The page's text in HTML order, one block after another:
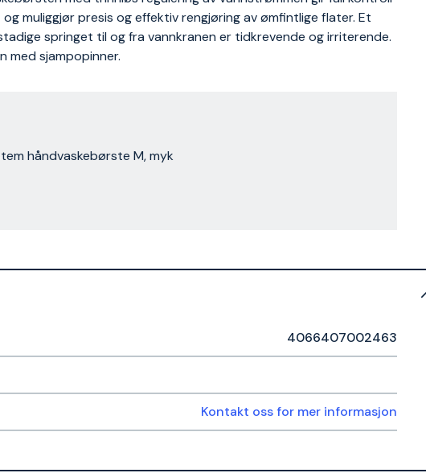
muliggjør presis og effektiv rengjøring av ømfintlige flater. Et
springet til og fra vannkranen er tidkrevende og irriterende.
med sjampopinner.
håndvaskebørste M, myk
4066407002463
Kontakt oss for mer informasjon